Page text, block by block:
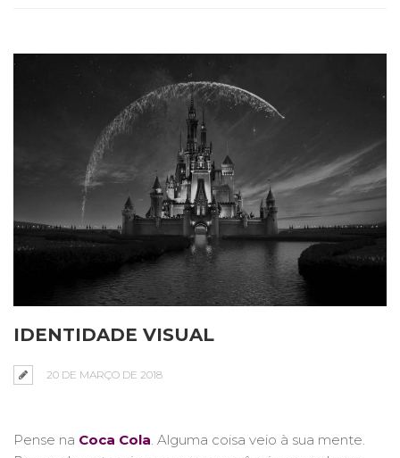
IDENTIDADE VISUAL
20 DE MARÇO DE 2018
Pense na Coca Cola. Alguma coisa veio à sua mente.